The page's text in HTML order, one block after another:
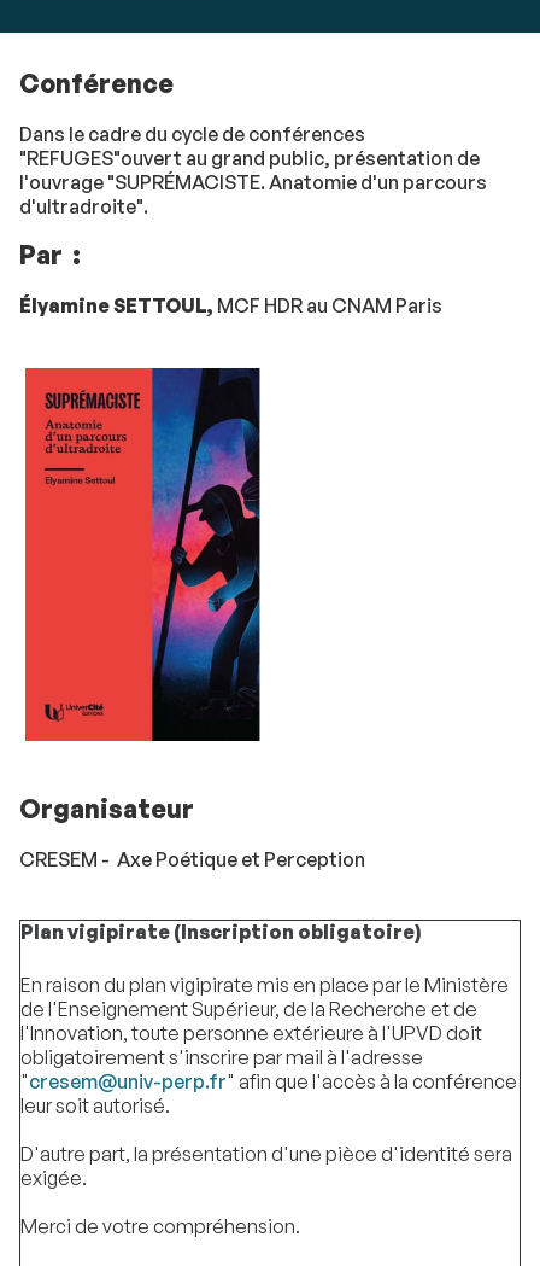
Conférence
Dans le cadre du cycle de conférences
"REFUGES"ouvert au grand public, présentation de
l'ouvrage "SUPRÉMACISTE. Anatomie d'un parcours
d'ultradroite".
Par :
Élyamine SETTOUL, MCF HDR au CNAM Paris
Organisateur
CRESEM - Axe Poétique et Perception
Plan vigipirate (Inscription obligatoire)
En raison du plan vigipirate mis en place par le Ministère
de l'Enseignement Supérieur, de la Recherche et de
l'Innovation, toute personne extérieure à l'UPVD doit
obligatoirement s'inscrire par mail à l'adresse
"cresem@univ-perp.fr" afin que l'accès à la conférence
leur soit autorisé.
D'autre part, la présentation d'une pièce d'identité sera
exigée.
Merci de votre compréhension.